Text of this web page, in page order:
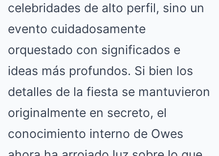
celebridades de alto perfil, sino un
evento cuidadosamente
orquestado con significados e
ideas más profundos. Si bien los
detalles de la fiesta se mantuvieron
originalmente en secreto, el
conocimiento interno de Owes